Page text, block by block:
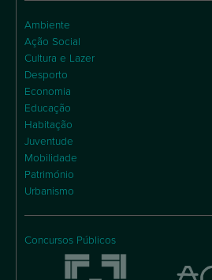
Ambiente
Ação Social
Cultura e Lazer
Desporto
Economia
Educação
Habitação
Juventude
Mobilidade
Património
Urbanismo
Concursos Públicos